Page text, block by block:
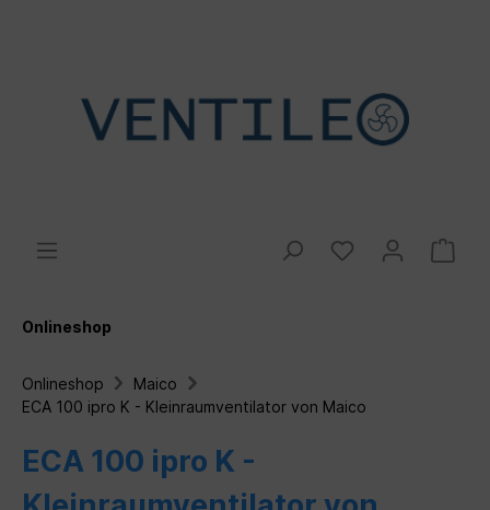
Onlineshop
Onlineshop
Maico
ECA 100 ipro K - Kleinraumventilator von Maico
ECA 100 ipro K -